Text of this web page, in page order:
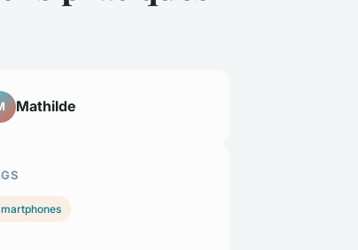
Mathilde